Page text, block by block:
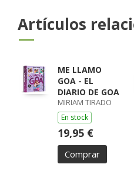
Artículos
ME LLAMO
GOA - EL
DIARIO DE GOA
MIRIAM TIRADO
En stock
19,95 €
Comprar